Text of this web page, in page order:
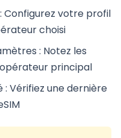
Configurez votre profil
choisi
: Notez les
principal
: Vérifiez une dernière